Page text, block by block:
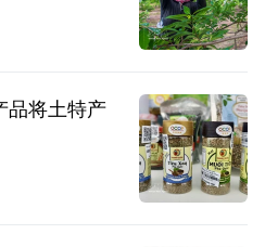
品将土特产